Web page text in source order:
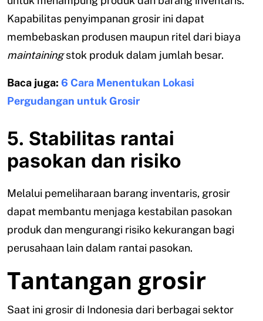
Kapabilitas penyimpanan grosir ini dapat
membebaskan produsen maupun ritel dari biaya
maintainingstok produk dalam jumlah besar.
Baca juga: 6 Cara Menentukan Lokasi
Pergudangan untuk Grosir
5. Stabilitas rantai
pasokan dan risiko
Melalui pemeliharaan barang inventaris, grosir
dapat membantu menjaga kestabilan pasokan
produk dan mengurangi risiko kekurangan bagi
perusahaan lain dalam rantai pasokan.
Tantangan grosir
Saat ini grosir di Indonesia dari berbagai sektor